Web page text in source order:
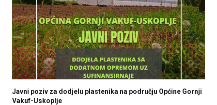
Javni poziv za dodjelu plastenika na području Općine Gornji
Vakuf-Uskoplje